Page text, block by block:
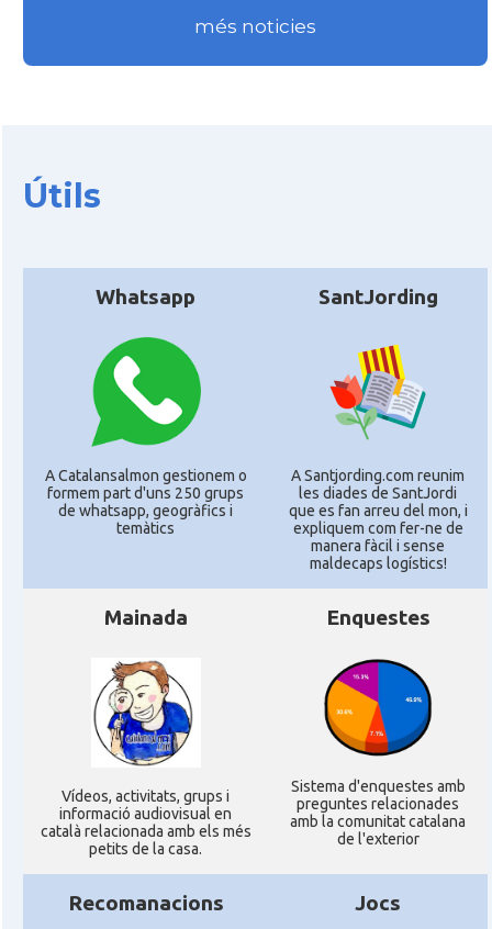
més noticies
Útils
Whatsapp
A Catalansalmon gestionem o
formem part d'uns 250 grups
de whatsapp, geogràfics i
temàtics
SantJording
A Santjording.com reunim
les diades de SantJordi
que es fan arreu del mon, i
expliquem com fer-ne de
manera fàcil i sense
maldecaps logí­stics!
Mainada
Ví­deos, activitats, grups i
informació audiovisual en
català relacionada amb els més
petits de la casa.
Enquestes
Sistema d'enquestes amb
preguntes relacionades
amb la comunitat catalana
de l'exterior
Recomanacions Jocs